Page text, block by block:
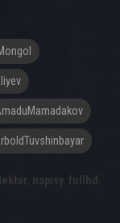
lektor, napisy, fullhd ,